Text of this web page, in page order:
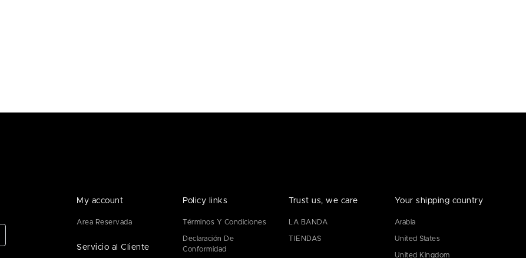
My account
Area Reservada
Servicio al Cliente
Policy links
Términos Y Condiciones
Declaración De
Conformidad
Trust us, we care
LA BANDA
TIENDAS
Your shipping country
Arabia
United States
United Kingdom